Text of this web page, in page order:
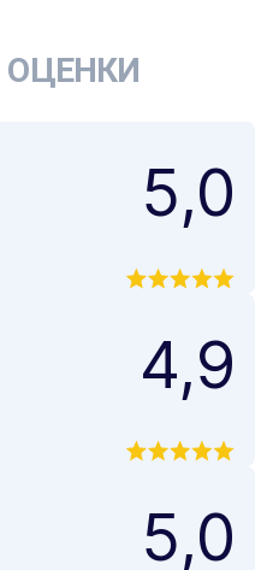
ОЦЕНКИ
5,0
4,9
5,0